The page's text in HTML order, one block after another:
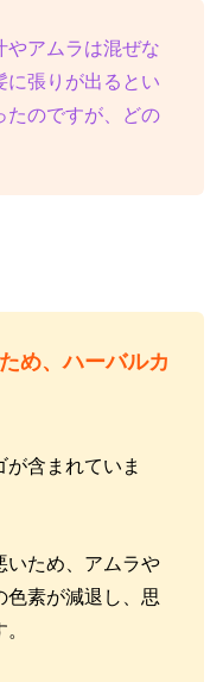
やアムラは混ぜな
に張りが出るとい
たのですが、どの
め、ハーバルカ
含まれていま
いため、アムラや
色素が減退し、思